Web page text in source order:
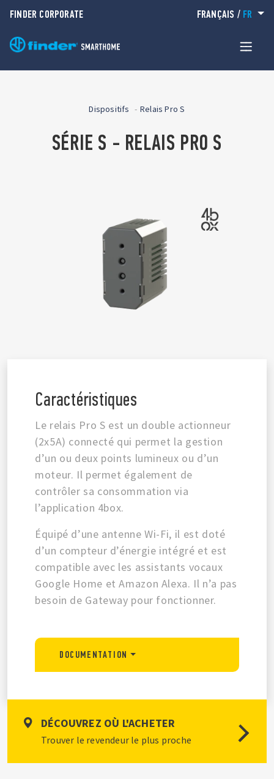
FINDER CORPORATE FRANÇAIS / FR
Dispositifs Relais Pro S
SÉRIE S - RELAIS PRO S
Caractéristiques
Le relais Pro S est un double actionneur
(2x5A) connecté qui permet la gestion
d’un ou deux points lumineux ou d’un
moteur. Il permet également de
contrôler sa consommation via
l’application 4box.
Équipé d’une antenne Wi-Fi, il est doté
d’un compteur d’énergie intégré et est
compatible avec les assistants vocaux
Google Home et Amazon Alexa. Il n’a pas
besoin de Gateway pour fonctionner.
DOCUMENTATION
DÉCOUVREZ OÙ L'ACHETER
Trouver le revendeur le plus proche